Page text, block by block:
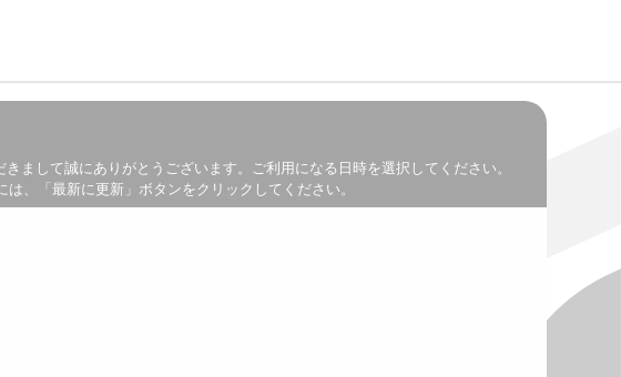
きまして誠にありがとうございます。ご利用になる日時を選択してください。
、「最新に更新」ボタンをクリックしてください。